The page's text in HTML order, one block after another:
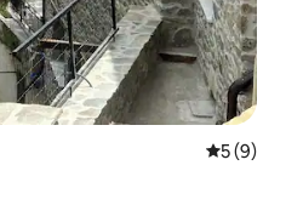
5 (9)